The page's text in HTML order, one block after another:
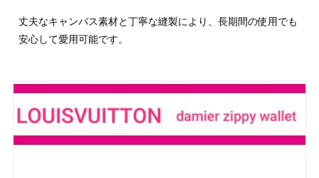
丈夫なキャンバス素材と丁寧な縫製により、長期間の使用でも
安心して愛用可能です。